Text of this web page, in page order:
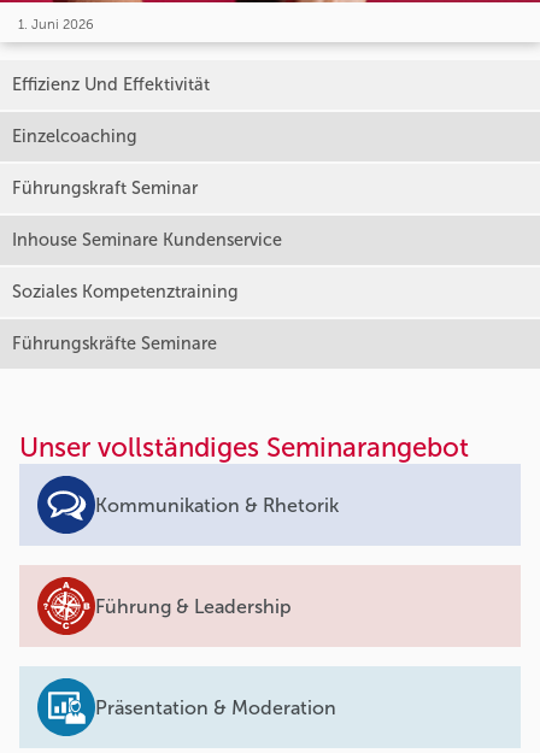
1. Juni 2026
Effizienz Und Effektivität
Einzelcoaching
Führungskraft Seminar
Inhouse Seminare Kundenservice
Soziales Kompetenztraining
Führungskräfte Seminare
Unser vollständiges Seminarangebot
Kommunikation & Rhetorik
Führung & Leadership
Präsentation & Moderation